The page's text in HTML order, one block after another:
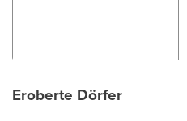
Eroberte Dörfer